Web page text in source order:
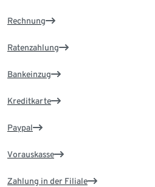
Rechnung
Ratenzahlung
Bankeinzug
Kreditkarte
Paypal
Vorauskasse
Zahlung in der Filiale